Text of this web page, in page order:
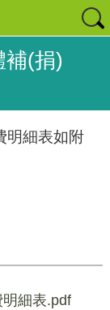
補(捐)
明細表如附
細表.pdf